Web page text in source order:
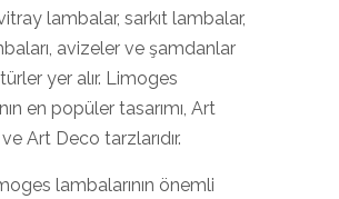
lambalar, sarkıt lambalar,
avizeler ve şamdanlar
yer alır. Limoges
en popüler tasarımı, Art
Art Deco tarzlarıdır.
lambalarının önemli